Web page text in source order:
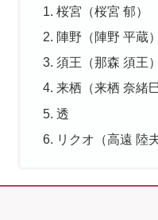
桜宮（桜宮 郁）
陣野（陣野 平蔵）
須王（那森 須王）
来栖（来栖 奈緒巳
透
リクオ（高遠 陸夫